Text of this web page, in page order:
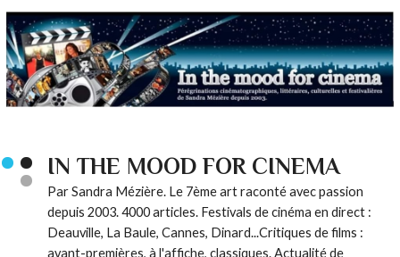
IN THE MOOD FOR CINEMA
Par Sandra Mézière. Le 7ème art raconté avec passion
depuis 2003. 4000 articles. Festivals de cinéma en direct :
Deauville, La Baule, Cannes, Dinard...Critiques de films :
avant-premières, à l'affiche, classiques. Actualité de